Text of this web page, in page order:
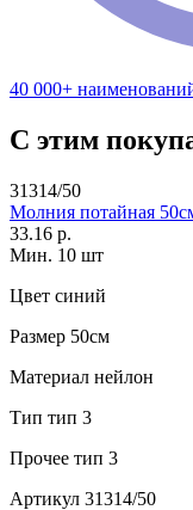
40 000+
С этим
31314/50
Молния потайная
33.16 р.
Мин. 10 шт
Цвет синий
Размер 50см
Материал нейлон
Тип тип 3
Прочее тип 3
Артикул 31314/50